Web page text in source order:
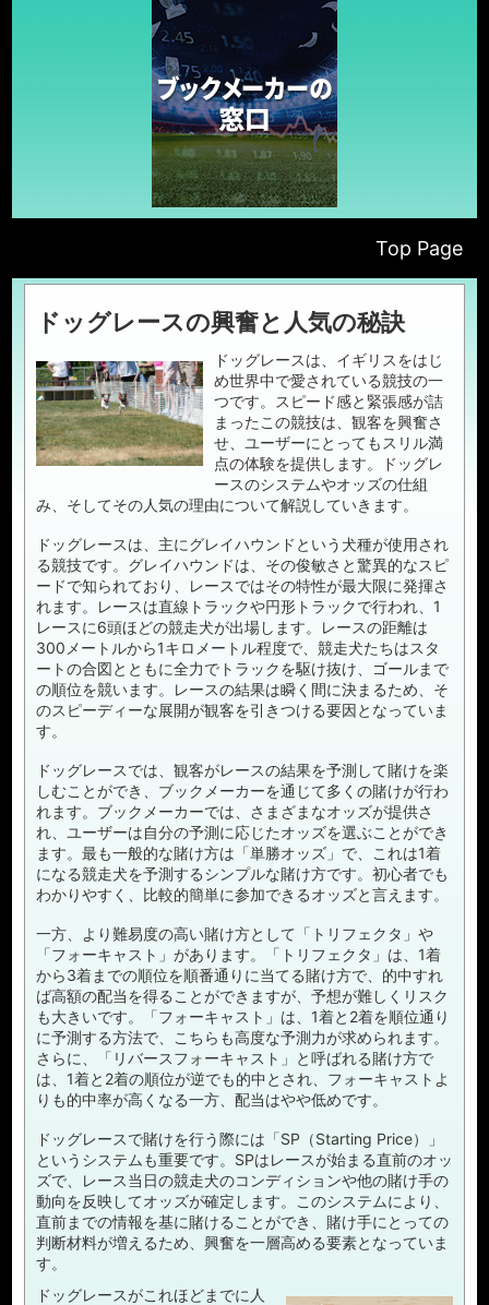
Top Page
ドッグレースの興奮と人気の秘訣
ドッグレースは、イギリスをはじ
め世界中で愛されている競技の一
つです。スピード感と緊張感が詰
まったこの競技は、観客を興奮さ
せ、ユーザーにとってもスリル満
点の体験を提供します。ドッグレ
ースのシステムやオッズの仕組
み、そしてその人気の理由について解説していきます。
ドッグレースは、主にグレイハウンドという犬種が使用され
る競技です。グレイハウンドは、その俊敏さと驚異的なスピ
ードで知られており、レースではその特性が最大限に発揮さ
れます。レースは直線トラックや円形トラックで行われ、1
レースに6頭ほどの競走犬が出場します。レースの距離は
300メートルから1キロメートル程度で、競走犬たちはスタ
ートの合図とともに全力でトラックを駆け抜け、ゴールまで
の順位を競います。レースの結果は瞬く間に決まるため、そ
のスピーディーな展開が観客を引きつける要因となっていま
す。
ドッグレースでは、観客がレースの結果を予測して賭けを楽
しむことができ、ブックメーカーを通じて多くの賭けが行わ
れます。ブックメーカーでは、さまざまなオッズが提供さ
れ、ユーザーは自分の予測に応じたオッズを選ぶことができ
ます。最も一般的な賭け方は「単勝オッズ」で、これは1着
になる競走犬を予測するシンプルな賭け方です。初心者でも
わかりやすく、比較的簡単に参加できるオッズと言えます。
一方、より難易度の高い賭け方として「トリフェクタ」や
「フォーキャスト」があります。「トリフェクタ」は、1着
から3着までの順位を順番通りに当てる賭け方で、的中すれ
ば高額の配当を得ることができますが、予想が難しくリスク
も大きいです。「フォーキャスト」は、1着と2着を順位通り
に予測する方法で、こちらも高度な予測力が求められます。
さらに、「リバースフォーキャスト」と呼ばれる賭け方で
は、1着と2着の順位が逆でも的中とされ、フォーキャストよ
りも的中率が高くなる一方、配当はやや低めです。
ドッグレースで賭けを行う際には「SP（Starting Price）」
というシステムも重要です。SPはレースが始まる直前のオッ
ズで、レース当日の競走犬のコンディションや他の賭け手の
動向を反映してオッズが確定します。このシステムにより、
直前までの情報を基に賭けることができ、賭け手にとっての
判断材料が増えるため、興奮を一層高める要素となっていま
す。
ドッグレースがこれほどまでに人